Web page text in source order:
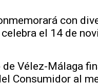
con
el 14 de
de Vélez-Málaga
Consumidor al